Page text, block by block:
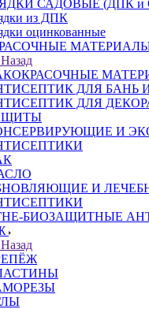
САДОВЫЕ (ДПК и
из ДПК
оцинкованные
Назад
ДЛЯ БАНЬ
ДЛЯ
И
И
БИОЗАЩИТНЫЕ
Назад